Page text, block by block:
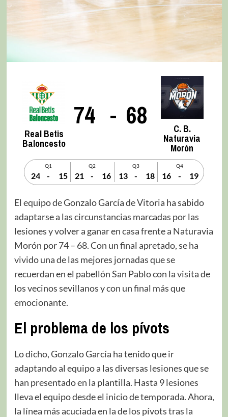
Real Betis
Baloncesto
74 - 68 C. B.
Naturavia
Morón
Q1
24 - 15
Q2
21 - 16
Q3
13 - 18
Q4
16 - 19
El equipo de Gonzalo García de Vitoria ha sabido
adaptarse a las circunstancias marcadas por las
lesiones y volver a ganar en casa frente a Naturavia
Morón por 74 – 68. Con un final apretado, se ha
vivido una de las mejores jornadas que se
recuerdan en el pabellón San Pablo con la visita de
los vecinos sevillanos y con un final más que
emocionante.
El problema de los pívots
Lo dicho, Gonzalo García ha tenido que ir
adaptando al equipo a las diversas lesiones que se
han presentado en la plantilla. Hasta 9 lesiones
lleva el equipo desde el inicio de temporada. Ahora,
la línea más acuciada en la de los pívots tras la